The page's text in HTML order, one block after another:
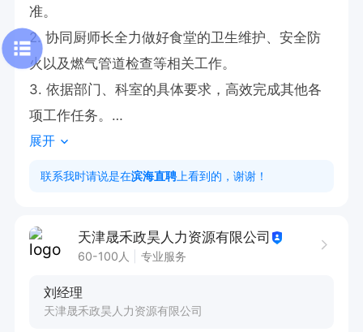
准。
2. 协同厨师长全力做好食堂的卫生维护、安全防
火以及燃气管道检查等相关工作。
3. 依据部门、科室的具体要求，高效完成其他各
项工作任务。
任职要求：
2. 身体健康，无传染病、皮肤病，仪表仪态良
的服从管理意识。
3. 拥有 3 年以上食堂或饭店厨师工作经验。
展开
联系我时请说是在滨海直聘 上看到的，谢谢！
天津晟禾政昊人力资源有限公司
60-100人 专业服务
刘经理
天津晟禾政昊人力资源有限公司